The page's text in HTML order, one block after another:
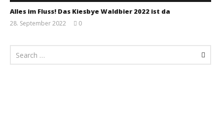
Alles im Fluss! Das Kiesbye Waldbier 2022 ist da
28. September 2022
0